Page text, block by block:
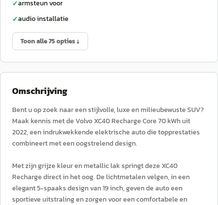
✓armsteun voor
✓audio installatie
Toon alle 75 opties ↓
Omschrijving
Bent u op zoek naar een stijlvolle, luxe en milieubewuste SUV?
Maak kennis met de Volvo XC40 Recharge Core 70 kWh uit
2022, een indrukwekkende elektrische auto die topprestaties
combineert met een oogstrelend design.
Met zijn grijze kleur en metallic lak springt deze XC40
Recharge direct in het oog. De lichtmetalen velgen, in een
elegant 5-spaaks design van 19 inch, geven de auto een
sportieve uitstraling en zorgen voor een comfortabele en